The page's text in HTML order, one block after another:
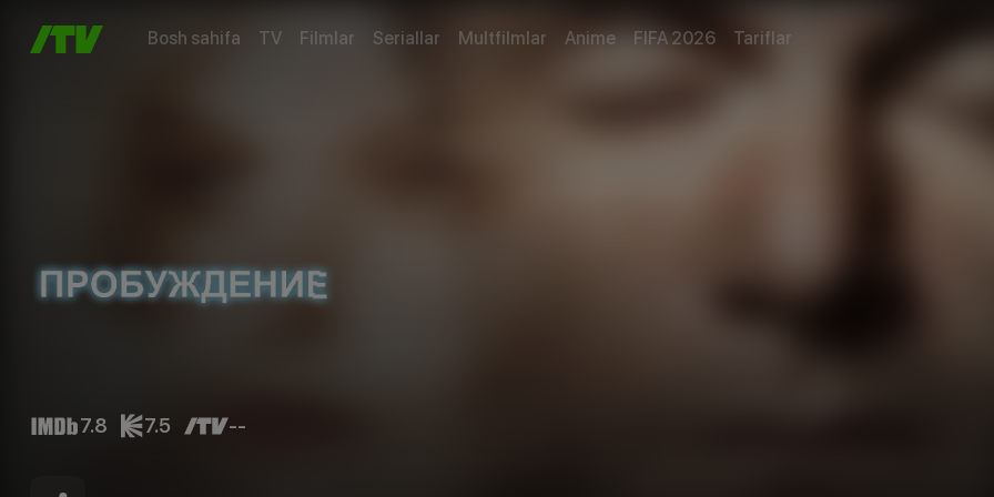
Bosh sahifa TV Filmlar Seriallar Multfilmlar Anime FIFA 2026 Tariflar
7.8 7.5 --